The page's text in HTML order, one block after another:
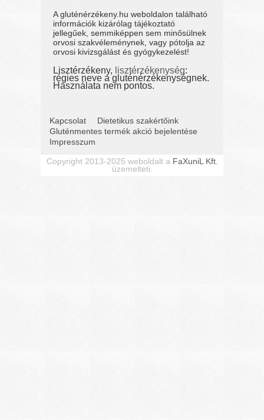
A gluténérzékeny.hu weboldalon található
információk kizárólag tájékoztató
jellegűek, semmiképpen sem minősülnek
orvosi szakvéleménynek, vagy pótolja az
orvosi kivizsgálást és gyógykezelést!
Lisztérzékeny, lisztérzékenység:
régies neve a gluténérzékenységnek.
Használata nem pontos.
Kapcsolat
Dietetikus szakértőink
Gluténmentes termék akció bejelentése
Impresszum
Copyright 2013-2025 weboldalt a FaXuniL Kft.
üzemelteti.